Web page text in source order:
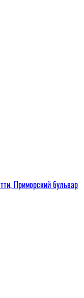
Приморский бульвар